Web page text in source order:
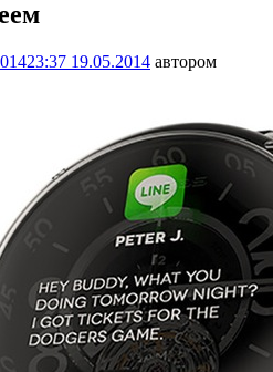
23:37 19.05.2014 автором